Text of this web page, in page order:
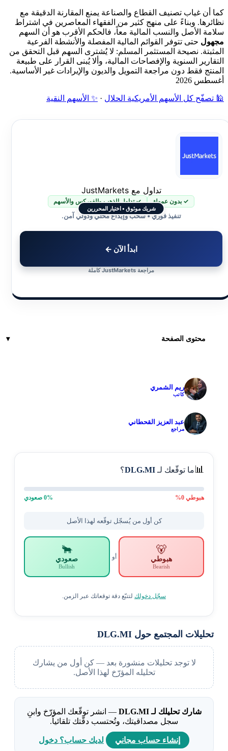
كما أن غياب تصنيف القطاع والصناعة يمنع المقارنة الدقيقة مع
نظائرها. وبناءً على منهج كثير من الفقهاء المعاصرين في اشتراط
سلامة الأصل والنسب المالية معاً، فالحكم الأقرب هو أن السهم
مجهول حتى تتوفر القوائم المالية المفصلة والأنشطة الفرعية
المثبتة. نصيحة المستثمر المسلم: لا يُشترى السهم قبل التحقق من
التقارير السنوية والإفصاحات المالية، وألا يُبنى القرار على طبيعة
المنتج فقط دون مراجعة التمويل والديون والإيرادات غير الأساسية.
أغسطس 2026
🕌 تصفّح كل الأسهم الأمريكية الحلال · ✨ الأسهم النقية
شريك موثوق • اختيار المحررين
تداول مع JustMarkets
✓ بدون عمولة ✓ تداول الذهب والفوركس والأسهم
تنفيذ فوري • سحب وإيداع محلي ودولي آمن.
ابدأ الآن ←
مراجعة JustMarkets كاملة
محتوى الصفحة
ريم الشمري
كاتب
عبد العزيز القحطاني
مراجع
📊 ما توقّعك لـDLG.MI؟
هبوطي0
%
0% صعودي
كن أول من يُسجّل توقّعه لهذا الأصل
🐻
هبوطي
Bearish
أو
🐂
صعودي
Bullish
سجّل دخولكلتتبّع دقة توقعاتك عبر الزمن.
تحليلات المجتمع حول DLG.MI
لا توجد تحليلات منشورة بعد — كن أول من يشارك
تحليله المؤرّخ لهذا الأصل.
شارك تحليلك لـ DLG.MI
— انشر توقّعك المؤرّخ وابنِ
سجل مصداقيتك، وتُحتسب دقّتك تلقائياً.
إنشاء حساب مجاني لديك حساب؟ دخول